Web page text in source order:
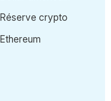
Réserve crypto
Ethereum